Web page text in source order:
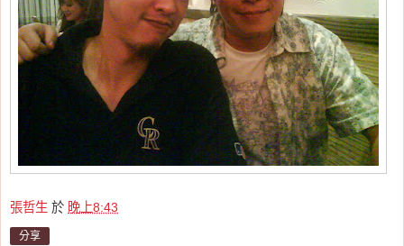
張哲生 於 晚上8:43
分享